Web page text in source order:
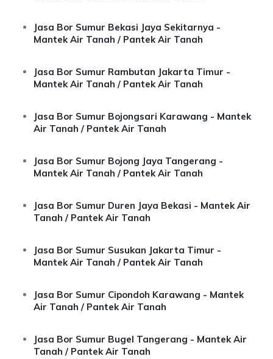
Jasa Bor Sumur Bekasi Jaya Sekitarnya -
Mantek Air Tanah / Pantek Air Tanah
Jasa Bor Sumur Rambutan Jakarta Timur -
Mantek Air Tanah / Pantek Air Tanah
Jasa Bor Sumur Bojongsari Karawang - Mantek
Air Tanah / Pantek Air Tanah
Jasa Bor Sumur Bojong Jaya Tangerang -
Mantek Air Tanah / Pantek Air Tanah
Jasa Bor Sumur Duren Jaya Bekasi - Mantek Air
Tanah / Pantek Air Tanah
Jasa Bor Sumur Susukan Jakarta Timur -
Mantek Air Tanah / Pantek Air Tanah
Jasa Bor Sumur Cipondoh Karawang - Mantek
Air Tanah / Pantek Air Tanah
Jasa Bor Sumur Bugel Tangerang - Mantek Air
Tanah / Pantek Air Tanah